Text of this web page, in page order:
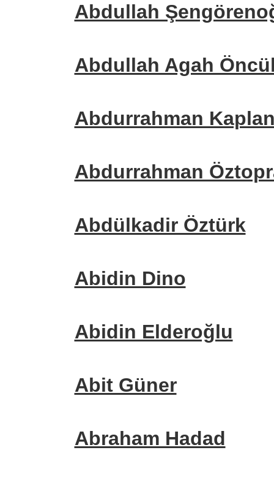
Abdullah
Abdullah Agah
Abdurrahman
Abdurrahman
Abdülkadir Öztürk
Abidin Dino
Abidin Elderoğlu
Abit Güner
Abraham Hadad